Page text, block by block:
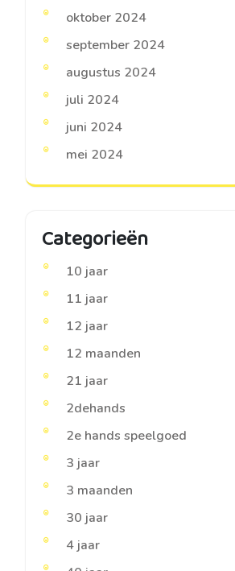
oktober 2024
september 2024
augustus 2024
juli 2024
juni 2024
mei 2024
Categorieën
10 jaar
11 jaar
12 jaar
12 maanden
21 jaar
2dehands
2e hands speelgoed
3 jaar
3 maanden
30 jaar
4 jaar